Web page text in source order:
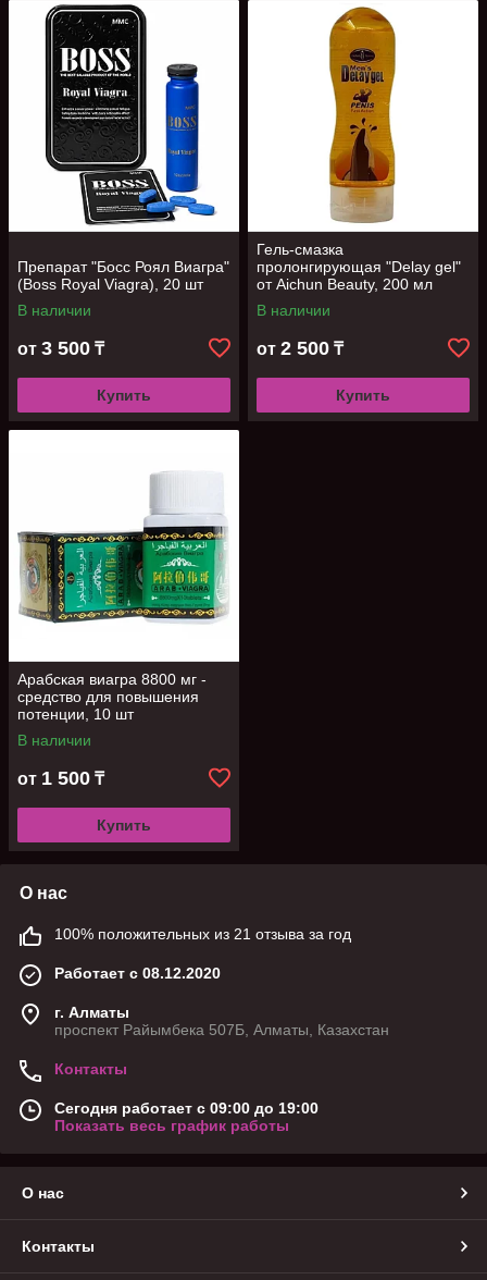
Препарат "Босс Роял Виагра"
(Boss Royal Viagra), 20 шт
В наличии
от 3 500 ₸
Купить
Гель-смазка
пролонгирующая "Delay gel"
от Aichun Beauty, 200 мл
В наличии
от 2 500 ₸
Купить
Арабская виагра 8800 мг -
средство для повышения
потенции, 10 шт
В наличии
от 1 500 ₸
Купить
О нас
100% положительных из 21 отзыва за год
Работает с 08.12.2020
г. Алматы
проспект Райымбека 507Б, Алматы, Казахстан
Контакты
Сегодня работает с 09:00 до 19:00
Показать весь график работы
О нас
Контакты